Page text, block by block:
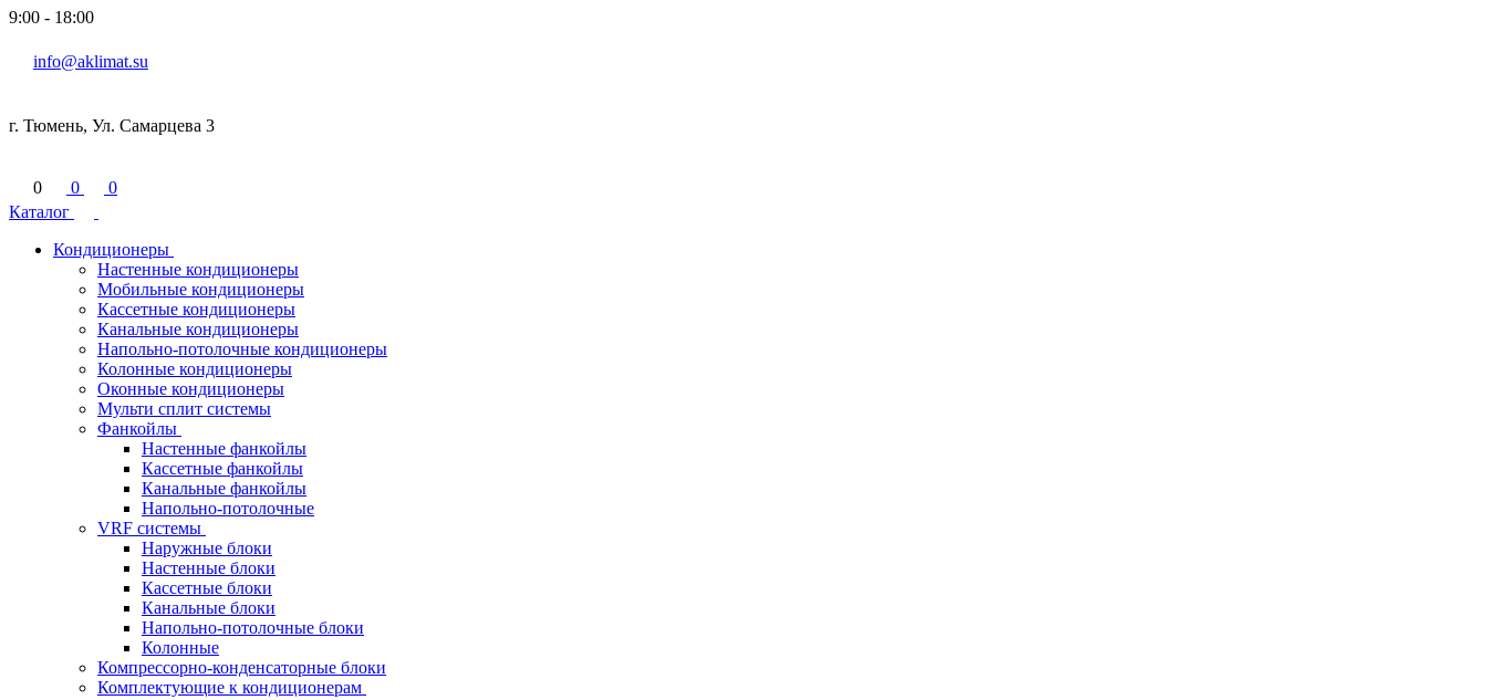
9:00 - 18:00
info@aklimat.su
г. Тюмень, Ул. Самарцева 3
0 0
0
Каталог
Кондиционеры
Настенные кондиционеры
Мобильные кондиционеры
Кассетные кондиционеры
Канальные кондиционеры
Напольно-потолочные кондиционеры
Колонные кондиционеры
Оконные кондиционеры
Мульти сплит системы
Фанкойлы
Настенные фанкойлы
Кассетные фанкойлы
Канальные фанкойлы
Напольно-потолочные
VRF системы
Наружные блоки
Настенные блоки
Кассетные блоки
Канальные блоки
Напольно-потолочные блоки
Колонные
Компрессорно-конденсаторные блоки
Комплектующие к кондиционерам